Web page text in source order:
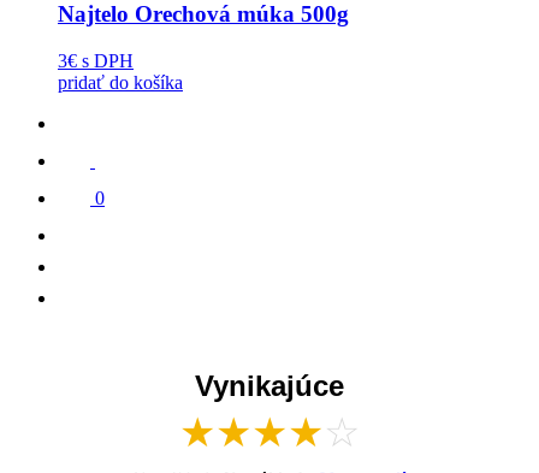
Najtelo Orechová múka 500g
3€ s DPH
pridať do košíka
0
Vynikajúce
★★★★☆